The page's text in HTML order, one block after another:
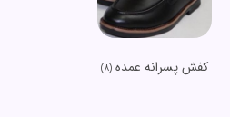
کفش پسرانه عمده (8)